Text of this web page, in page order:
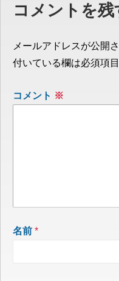
コメントを残
メールアドレスが公開
付いている欄は必須項
コメント ※
名前 *